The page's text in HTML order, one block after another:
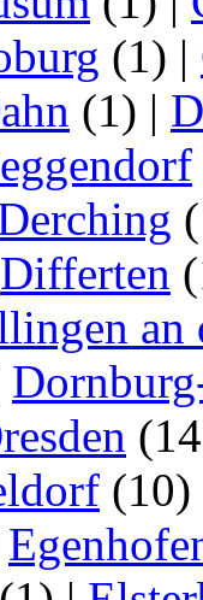
(1) |
(1) |
Differten
an
(10)